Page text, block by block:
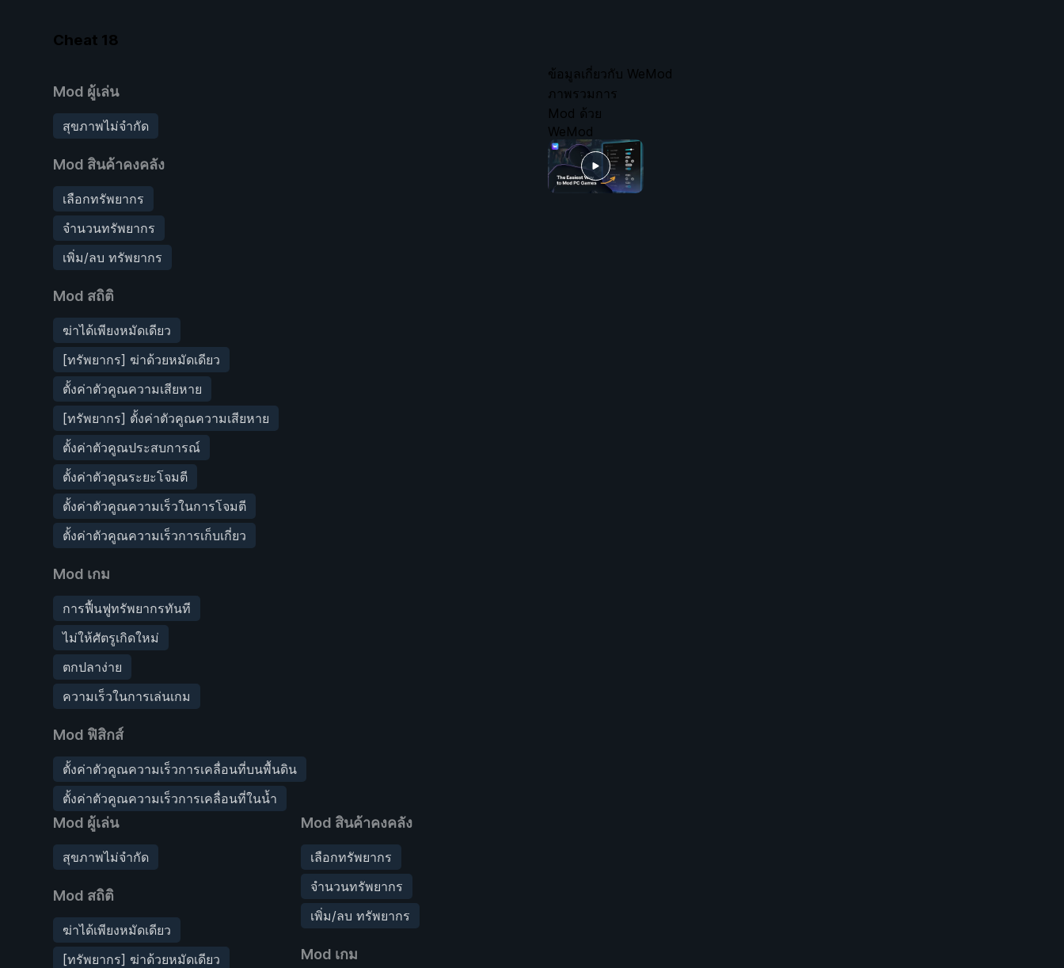
Cheat 18
Mod ผู้เล่น
สุขภาพไม่จำกัด
Mod สินค้าคงคลัง
เลือกทรัพยากร
จำนวนทรัพยากร
เพิ่ม/ลบ ทรัพยากร
Mod สถิติ
ฆ่าได้เพียงหมัดเดียว
[ทรัพยากร] ฆ่าด้วยหมัดเดียว
ตั้งค่าตัวคูณความเสียหาย
[ทรัพยากร] ตั้งค่าตัวคูณความเสียหาย
ตั้งค่าตัวคูณประสบการณ์
ตั้งค่าตัวคูณระยะโจมตี
ตั้งค่าตัวคูณความเร็วในการโจมตี
ตั้งค่าตัวคูณความเร็วการเก็บเกี่ยว
Mod เกม
การฟื้นฟูทรัพยากรทันที
ไม่ให้ศัตรูเกิดใหม่
ตกปลาง่าย
ความเร็วในการเล่นเกม
Mod ฟิสิกส์
ตั้งค่าตัวคูณความเร็วการเคลื่อนที่บนพื้นดิน
ตั้งค่าตัวคูณความเร็วการเคลื่อนที่ในน้ำ
Mod ผู้เล่น
สุขภาพไม่จำกัด
Mod สถิติ
ฆ่าได้เพียงหมัดเดียว
[ทรัพยากร] ฆ่าด้วยหมัดเดียว
Mod สินค้าคงคลัง
เลือกทรัพยากร
จำนวนทรัพยากร
เพิ่ม/ลบ ทรัพยากร
Mod เกม
ข้อมูลเกี่ยวกับ WeMod
ภาพรวมการ
Mod ด้วย
WeMod